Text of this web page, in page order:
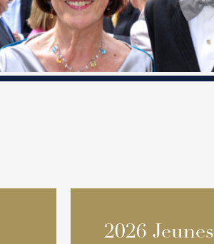
2026 Jeunes
2026 Jeunes